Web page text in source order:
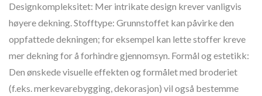
Designkompleksitet: Mer intrikate design krever vanligvis
høyere dekning. Stofftype: Grunnstoffet kan påvirke den
oppfattede dekningen; for eksempel kan lette stoffer kreve
mer dekning for å forhindre gjennomsyn. Formål og estetikk:
Den ønskede visuelle effekten og formålet med broderiet
(f.eks. merkevarebygging, dekorasjon) vil også bestemme